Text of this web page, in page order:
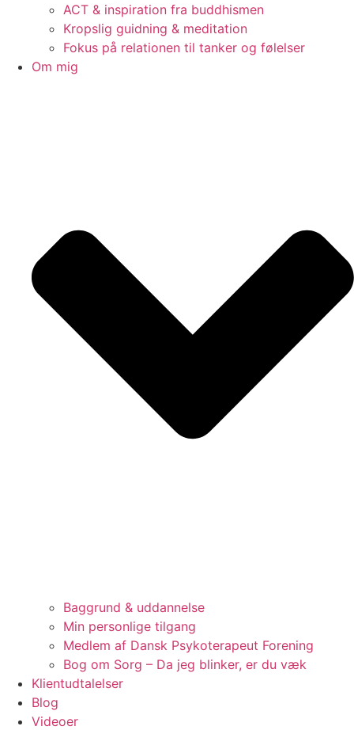
ACT & inspiration fra buddhismen
Kropslig guidning & meditation
Fokus på relationen til tanker og følelser
Om mig
Baggrund & uddannelse
Min personlige tilgang
Medlem af Dansk Psykoterapeut Forening
Bog om Sorg – Da jeg blinker, er du væk
Klientudtalelser
Blog
Videoer